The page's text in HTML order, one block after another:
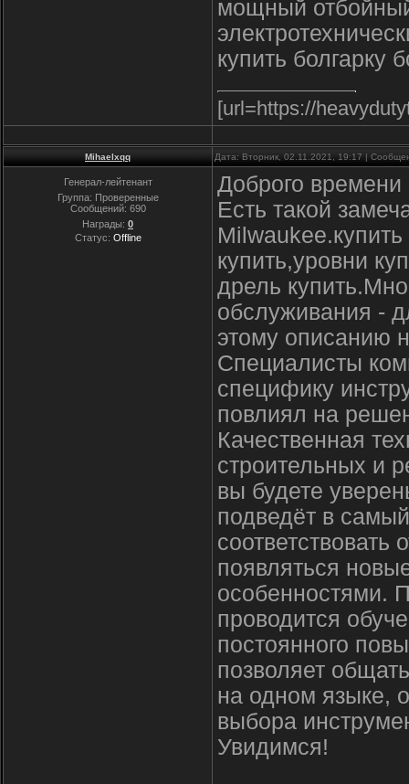
мощный
купить болгарку
[url=https://
Mihaelxqq Дата: Вторник, 02.11.2021, 19:17 |
Генерал-лейтенант
Группа: Проверенные
Сообщений: 690
Награды: 0
Статус: Offline
Доброго времени
Есть такой
купить,уровни
дрель
обслуживания -
этому описанию
Специалисты
специфику
повлиял на
Качественная
строительных и
вы будете
подведёт в
соответствовать
появляться
особенностями.
проводится
постоянного
позволяет
на одном языке,
выбора
Увидимся!